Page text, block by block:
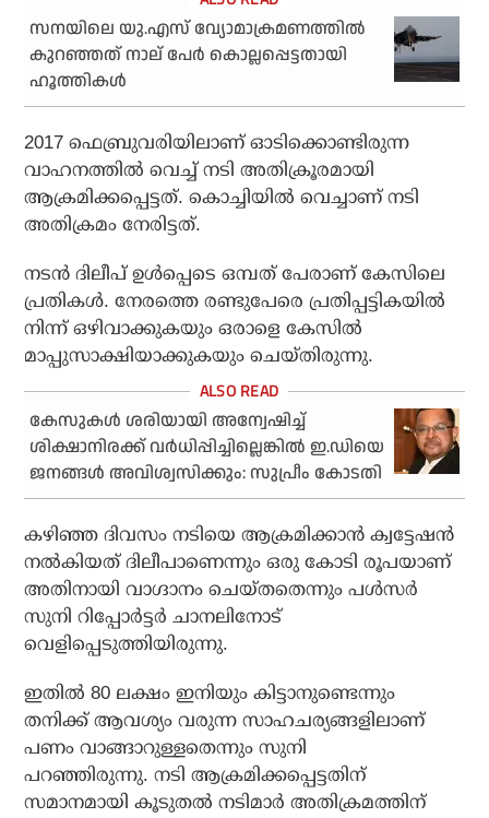
സനയിലെ യു.എസ് വ്യോമാക്രമണത്തിൽ
കുറഞ്ഞത് നാല് പേർ കൊല്ലപ്പെട്ടതായി
ഹൂത്തികൾ
2017 ഫെബ്രുവരിയിലാണ് ഓടിക്കൊണ്ടിരുന്ന
വാഹനത്തില്‍ വെച്ച് നടി അതിക്രൂരമായി
ആക്രമിക്കപ്പെട്ടത്. കൊച്ചിയില്‍ വെച്ചാണ് നടി
അതിക്രമം നേരിട്ടത്.
നടന്‍ ദിലീപ് ഉള്‍പ്പെടെ ഒമ്പത് പേരാണ് കേസിലെ
പ്രതികള്‍. നേരത്തെ രണ്ടുപേരെ പ്രതിപ്പട്ടികയില്‍
നിന്ന് ഒഴിവാക്കുകയും ഒരാളെ കേസില്‍
മാപ്പുസാക്ഷിയാക്കുകയും ചെയ്തിരുന്നു.
കേസുകൾ ശരിയായി അന്വേഷിച്ച്
ശിക്ഷാനിരക്ക് വർധിപ്പിച്ചില്ലെങ്കിൽ ഇ.ഡിയെ
ജനങ്ങൾ അവിശ്വസിക്കും: സുപ്രീം കോടതി
കഴിഞ്ഞ ദിവസം നടിയെ ആക്രമിക്കാന്‍ ക്വട്ടേഷന്‍
നല്‍കിയത് ദിലീപാണെന്നും ഒരു കോടി രൂപയാണ്
അതിനായി വാഗ്ദാനം ചെയ്തതെന്നും പള്‍സര്‍
സുനി റിപ്പോര്‍ട്ടര്‍ ചാനലിനോട്
വെളിപ്പെടുത്തിയിരുന്നു.
ഇതില്‍ 80 ലക്ഷം ഇനിയും കിട്ടാനുണ്ടെന്നും
തനിക്ക് ആവശ്യം വരുന്ന സാഹചര്യങ്ങളിലാണ്
പണം വാങ്ങാറുള്ളതെന്നും സുനി
പറഞ്ഞിരുന്നു. നടി ആക്രമിക്കപ്പെട്ടതിന്
സമാനമായി കൂടുതൽ നടിമാർ അതിക്രമത്തിന്